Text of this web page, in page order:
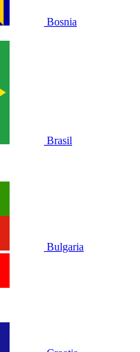
Bosnia
Brasil
Bulgaria